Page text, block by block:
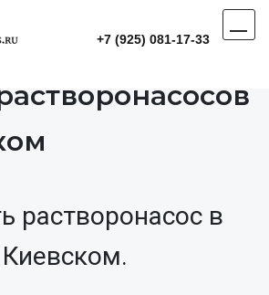
+7 (925) 081-17-33
растворонасос в
Киевском.